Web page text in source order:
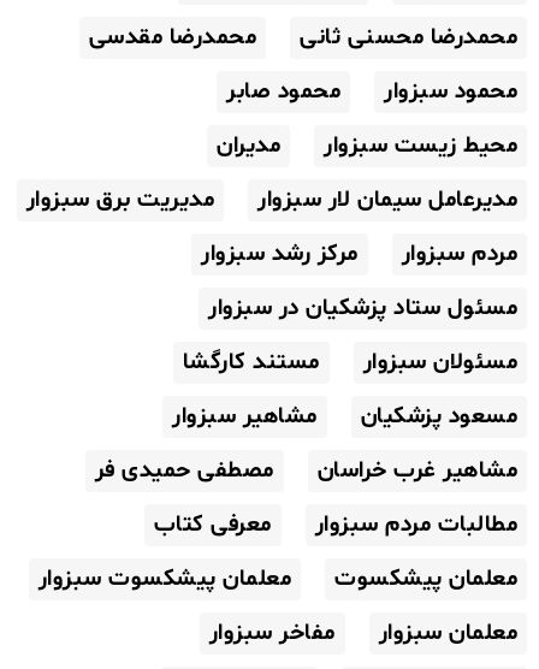
محمدرضا محسنی ثانی
محمدرضا مقدسی
محمود سبزوار
محمود صابر
محیط زیست سبزوار
مدیران
مدیرعامل سیمان لار سبزوار
مدیریت برق سبزوار
مردم سبزوار
مرکز رشد سبزوار
مسئول ستاد پزشکیان در سبزوار
مسئولان سبزوار
مستند کارگشا
مسعود پزشکیان
مشاهیر سبزوار
مشاهیر غرب خراسان
مصطفی حمیدی فر
مطالبات مردم سبزوار
معرفی کتاب
معلمان پیشکسوت
معلمان پیشکسوت سبزوار
معلمان سبزوار
مفاخر سبزوار